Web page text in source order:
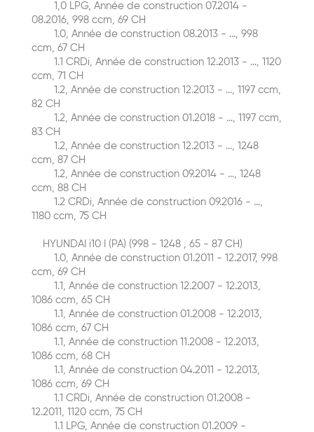
1,0 LPG, Année de construction 07.2014 -
08.2016, 998 ccm, 69 CH
1.0, Année de construction 08.2013 - ..., 998
ccm, 67 CH
1.1 CRDi, Année de construction 12.2013 - ..., 1120
ccm, 71 CH
1.2, Année de construction 12.2013 - ..., 1197 ccm,
82 CH
1.2, Année de construction 01.2018 - ..., 1197 ccm,
83 CH
1.2, Année de construction 12.2013 - ..., 1248
ccm, 87 CH
1.2, Année de construction 09.2014 - ..., 1248
ccm, 88 CH
1.2 CRDi, Année de construction 09.2016 - ...,
1180 ccm, 75 CH
HYUNDAI i10 I (PA) (998 - 1248 , 65 - 87 CH)
1.0, Année de construction 01.2011 - 12.2017, 998
ccm, 69 CH
1.1, Année de construction 12.2007 - 12.2013,
1086 ccm, 65 CH
1.1, Année de construction 01.2008 - 12.2013,
1086 ccm, 67 CH
1.1, Année de construction 11.2008 - 12.2013,
1086 ccm, 68 CH
1.1, Année de construction 04.2011 - 12.2013,
1086 ccm, 69 CH
1.1 CRDi, Année de construction 01.2008 -
12.2011, 1120 ccm, 75 CH
1.1 LPG, Année de construction 01.2009 -